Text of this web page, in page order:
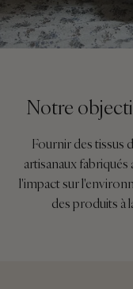
Notre
Fournir des tissus
artisanaux
l'impact sur
des produits à